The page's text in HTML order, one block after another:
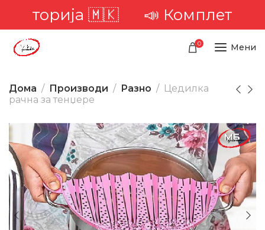
🇲🇰📣 Комплетна
0 Мени
Дома Производи Разно
Цедилка
рачна за тенџере